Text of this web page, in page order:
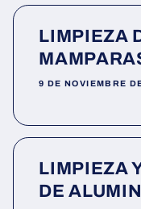
LIMPIEZA
9 DE NOVIEMBRE
LIMPIEZA
DE